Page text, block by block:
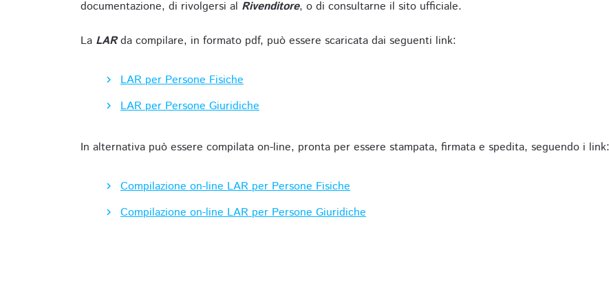
documentazione, di rivolgersi al Rivenditore, o di consultarne il sito ufficiale.
La LARda compilare, in formato pdf, può essere scaricata dai seguenti link:
LAR per Persone Fisiche
LAR per Persone Giuridiche
In alternativa può essere compilata on-line, pronta per essere stampata, firmata e spedita, seguendo i link:
Compilazione on-line LAR per Persone Fisiche
Compilazione on-line LAR per Persone Giuridiche